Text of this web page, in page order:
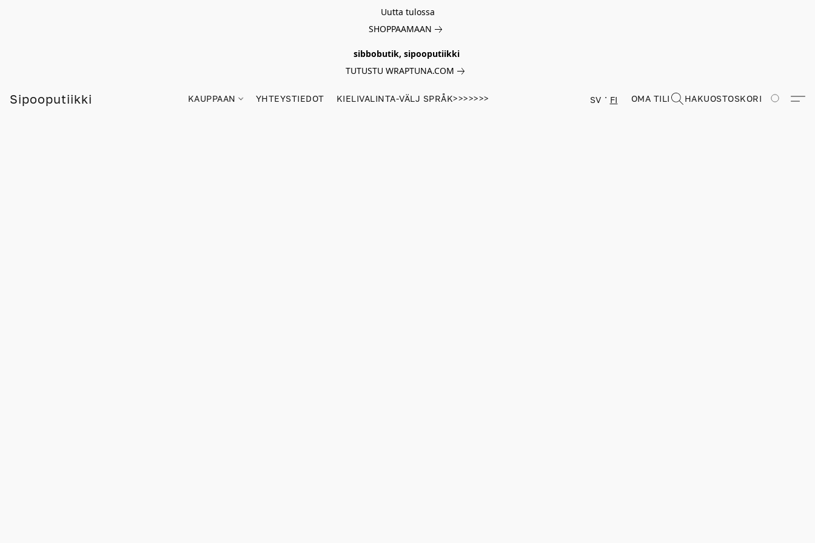
Uutta tulossa
SHOPPAAMAAN
sibbobutik, sipooputiikki
TUTUSTU WRAPTUNA.COM
Sipooputiikki KAUPPAAN YHTEYSTIEDOT KIELIVALINTA-VÄLJ SPRÅK>>>>>>> SV FI OMA TILI HAKUOSTOSKORI